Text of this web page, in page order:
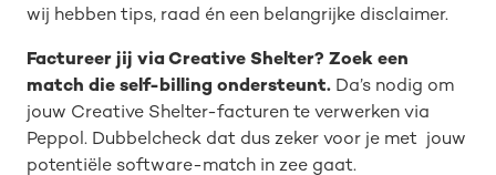
wij hebben tips, raad én een belangrijke disclaimer.
Factureer jij via Creative Shelter? Zoek een
match die self-billing ondersteunt. Da’s nodig om
jouw Creative Shelter-facturen te verwerken via
Peppol. Dubbelcheck dat dus zeker voor je met jouw
potentiële software-match in zee gaat.